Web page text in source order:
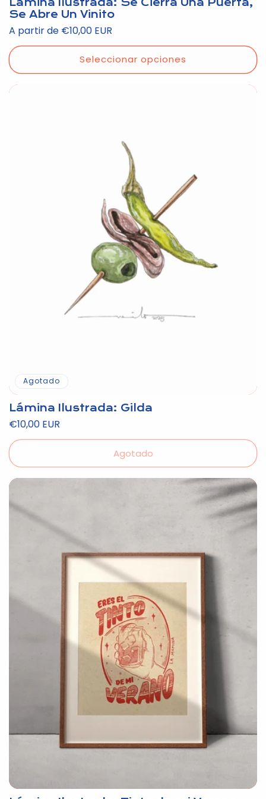
Se Abre Un Vinito
Precio
habitual
A partir de €10,00 EUR
Seleccionar opciones
Agotado
Lámina Ilustrada: Gilda
Precio
habitual
€10,00 EUR
Agotado